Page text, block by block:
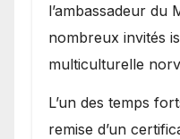
l’ambassadeur du
nombreux invités
multiculturelle
​L’un des temps
remise d’un